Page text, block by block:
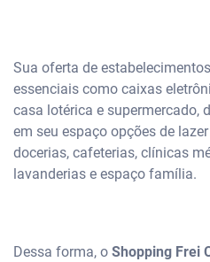
Sua oferta de
essenciais como caixas
casa lotérica e supermercado,
em seu espaço opções de
docerias, cafeterias, clínicas
lavanderias e espaço família.
Dessa forma, o Shopping Frei